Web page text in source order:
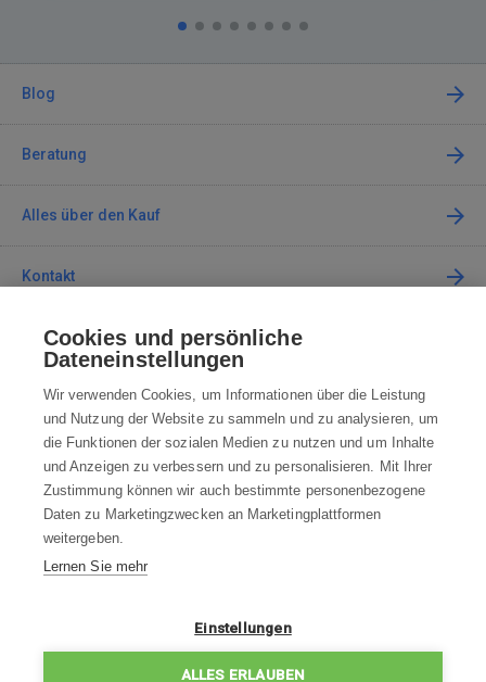
Blog
Beratung
Alles über den Kauf
Kontakt
Kontaktieren Sie uns
info@robotworld.de
+49 25 197 159 962 Mo-Fr 8:00—16:00 Uhr
ALLE KONTAKTE
WIDERRUFSBELEHRUNG
DATENSCHUTZERKLÄRUNG
Cookies und persönliche
Dateneinstellungen
Wir verwenden Cookies, um Informationen über die Leistung
und Nutzung der Website zu sammeln und zu analysieren, um
die Funktionen der sozialen Medien zu nutzen und um Inhalte
und Anzeigen zu verbessern und zu personalisieren. Mit Ihrer
Zustimmung können wir auch bestimmte personenbezogene
Daten zu Marketingzwecken an Marketingplattformen
weitergeben.
Lernen Sie mehr
Einstellungen
ALLES ERLAUBEN